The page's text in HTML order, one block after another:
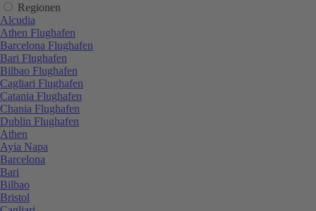
Regionen
Alcudia
Athen Flughafen
Barcelona Flughafen
Bari Flughafen
Bilbao Flughafen
Cagliari Flughafen
Catania Flughafen
Chania Flughafen
Dublin Flughafen
Athen
Ayia Napa
Barcelona
Bari
Bilbao
Bristol